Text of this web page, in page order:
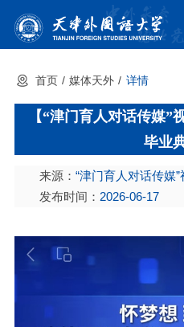
首页
学校概况
机构设置
学术科研
招生就业
首页 媒体天外 详情
【“津门育人对话传媒”
毕业
来源：“津门育人对话传媒
发布时间： 2026-06-17